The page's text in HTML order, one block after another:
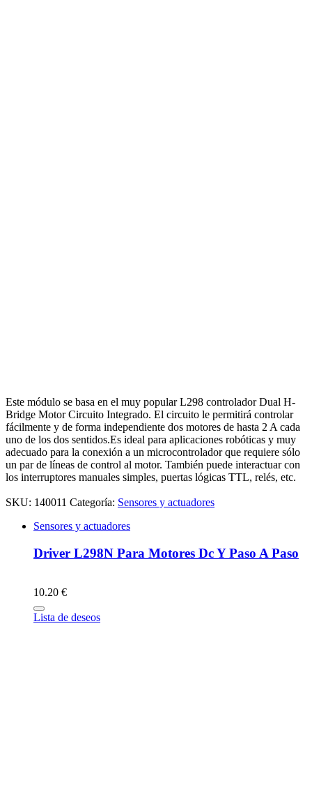
Este módulo se basa en el muy popular L298 controlador Dual H-
Bridge Motor Circuito Integrado. El circuito le permitirá controlar
fácilmente y de forma independiente dos motores de hasta 2 A cada
uno de los dos sentidos.Es ideal para aplicaciones robóticas y muy
adecuado para la conexión a un microcontrolador que requiere sólo
un par de líneas de control al motor. También puede interactuar con
los interruptores manuales simples, puertas lógicas TTL, relés, etc.
SKU: 140011 Categoría: Sensores y actuadores
Sensores y actuadores
Driver L298N Para Motores Dc Y Paso A Paso
10.20 €
Lista de deseos